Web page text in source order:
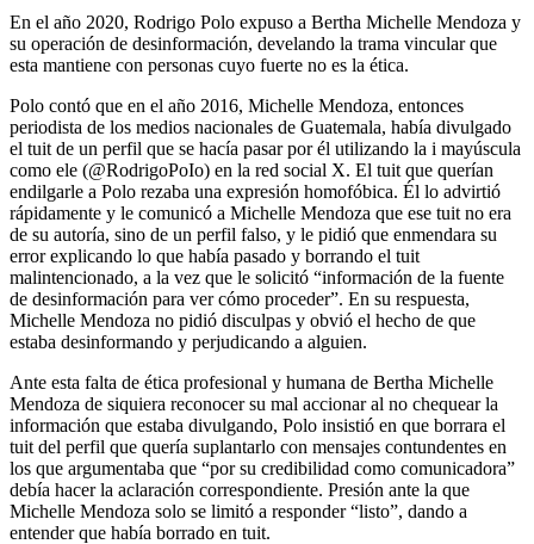
En el año 2020, Rodrigo Polo expuso a Bertha Michelle Mendoza y
su operación de desinformación, develando la trama vincular que
esta mantiene con personas cuyo fuerte no es la ética.
Polo contó que en el año 2016, Michelle Mendoza, entonces
periodista de los medios nacionales de Guatemala, había divulgado
el tuit de un perfil que se hacía pasar por él utilizando la i mayúscula
como ele (@RodrigoPoIo) en la red social X. El tuit que querían
endilgarle a Polo rezaba una expresión homofóbica. Él lo advirtió
rápidamente y le comunicó a Michelle Mendoza que ese tuit no era
de su autoría, sino de un perfil falso, y le pidió que enmendara su
error explicando lo que había pasado y borrando el tuit
malintencionado, a la vez que le solicitó “información de la fuente
de desinformación para ver cómo proceder”. En su respuesta,
Michelle Mendoza no pidió disculpas y obvió el hecho de que
estaba desinformando y perjudicando a alguien.
Ante esta falta de ética profesional y humana de Bertha Michelle
Mendoza de siquiera reconocer su mal accionar al no chequear la
información que estaba divulgando, Polo insistió en que borrara el
tuit del perfil que quería suplantarlo con mensajes contundentes en
los que argumentaba que “por su credibilidad como comunicadora”
debía hacer la aclaración correspondiente. Presión ante la que
Michelle Mendoza solo se limitó a responder “listo”, dando a
entender que había borrado en tuit.